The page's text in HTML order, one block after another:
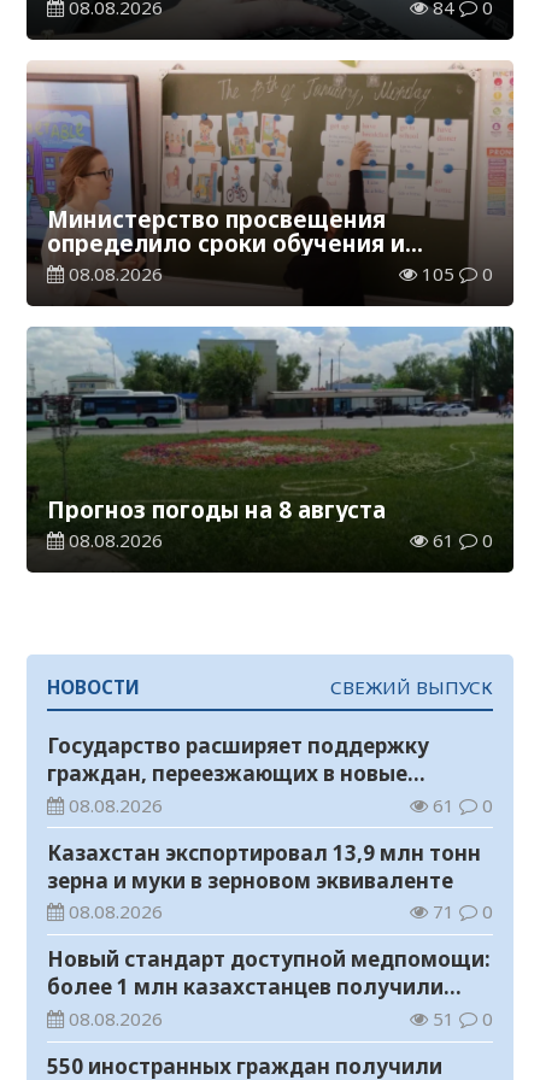
08.08.2026 84 0
Министерство просвещения
определило сроки обучения и
каникул на 2026-2027 учебный год
08.08.2026 105 0
Прогноз погоды на 8 августа
08.08.2026 61 0
НОВОСТИ СВЕЖИЙ ВЫПУСК
Государство расширяет поддержку
граждан, переезжающих в новые
регионы для работы
08.08.2026 61 0
Казахстан экспортировал 13,9 млн тонн
зерна и муки в зерновом эквиваленте
08.08.2026 71 0
Новый стандарт доступной медпомощи:
более 1 млн казахстанцев получили
телемедицинские услуги
08.08.2026 51 0
550 иностранных граждан получили